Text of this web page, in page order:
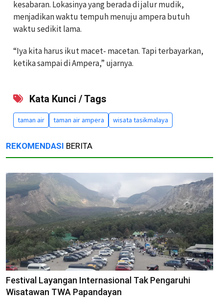
kesabaran. Lokasinya yang berada di jalur mudik,
menjadikan waktu tempuh menuju ampera butuh
waktu sedikit lama.
“Iya kita harus ikut macet- macetan. Tapi terbayarkan,
ketika sampai di Ampera,” ujarnya.
Kata Kunci / Tags
taman air taman air ampera wisata tasikmalaya
REKOMENDASI BERITA
Festival Layangan Internasional Tak Pengaruhi
Wisatawan TWA Papandayan